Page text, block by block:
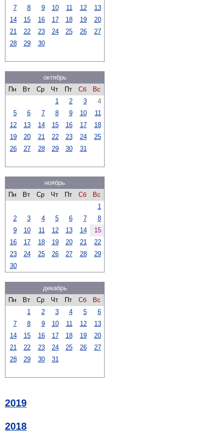
7
8 9 10 11 12
13
14
15 16 17 18 19
20
21
22 23 24 25 26
27
28
29 30
октябрь
Пн
Вт Ср Чт Пт Сб
Вс
1
2 3
4
5
6 7 8 9 10
11
12
13 14 15 16 17
18
19
20 21 22 23 24
25
26
27 28 29 30 31
ноябрь
Пн
Вт Ср Чт Пт Сб
Вс
1
2
3 4 5 6 7
8
9
10 11 12 13 14
15
16
17 18 19 20 21
22
23
24 25 26 27 28
29
30
декабрь
Пн
Вт Ср Чт Пт Сб
Вс
1
2 3 4 5
6
7
8 9 10 11 12
13
14
15 16 17 18 19
20
21
22 23 24 25 26
27
28
29 30 31
2019
2018